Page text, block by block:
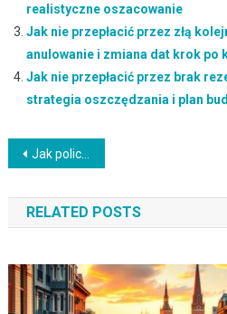
realistyczne oszacowanie
Jak nie przepłacić przez złą
anulowanie i zmiana dat krok po
Jak nie przepłacić przez brak
strategia oszczędzania i plan
Nawigacja
wpisu
Jak policzyć koszt wyjazdu z biurem podróży – składniki, przykładowy budżet i rezerwa na wydatki dodatkowe
RELATED POSTS